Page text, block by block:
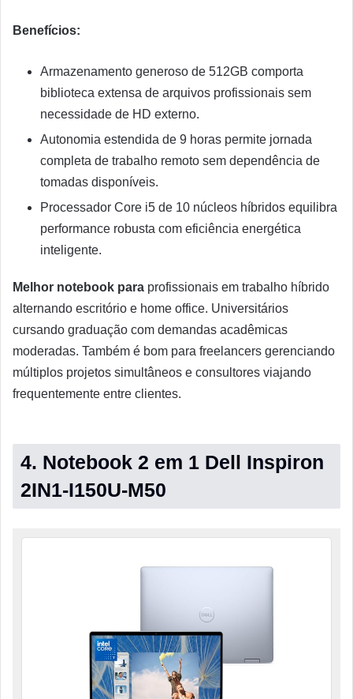
Benefícios:
Armazenamento generoso de 512GB comporta
biblioteca extensa de arquivos profissionais sem
necessidade de HD externo.
Autonomia estendida de 9 horas permite jornada
completa de trabalho remoto sem dependência de
tomadas disponíveis.
Processador Core i5 de 10 núcleos híbridos equilibra
performance robusta com eficiência energética
inteligente.
Melhor notebook para profissionais em trabalho híbrido
alternando escritório e home office. Universitários
cursando graduação com demandas acadêmicas
moderadas. Também é bom para freelancers gerenciando
múltiplos projetos simultâneos e consultores viajando
frequentemente entre clientes.
4. Notebook 2 em 1 Dell Inspiron
2IN1-I150U-M50